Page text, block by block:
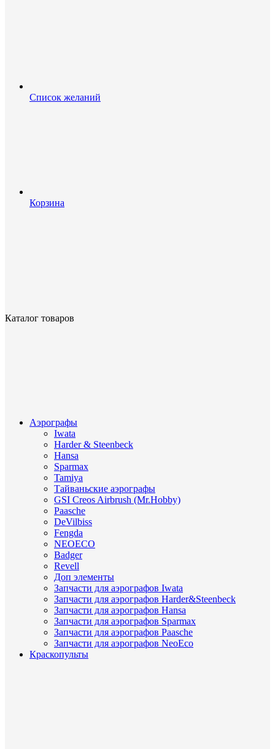
Список желаний
Корзина
Каталог товаров
Аэрографы
Iwata
Harder & Steenbeck
Hansa
Sparmax
Tamiya
Тайваньские аэрографы
GSI Creos Airbrush (Mr.Hobby)
Paasche
DeVilbiss
Fengda
NEOECO
Badger
Revell
Доп элементы
Запчасти для аэрографов Iwata
Запчасти для аэрографов Harder&Steenbeck
Запчасти для аэрографов Hansa
Запчасти для аэрографов Sparmax
Запчасти для аэрографов Paasche
Запчасти для аэрографов NeoEco
Краскопульты